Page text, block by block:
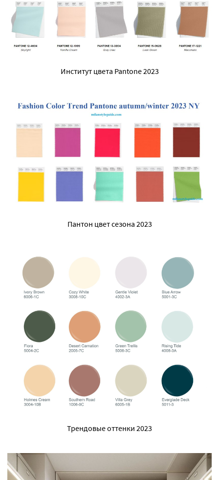
Институт цвета Pantone 2023
Пантон цвет сезона 2023
Трендовые оттенки 2023